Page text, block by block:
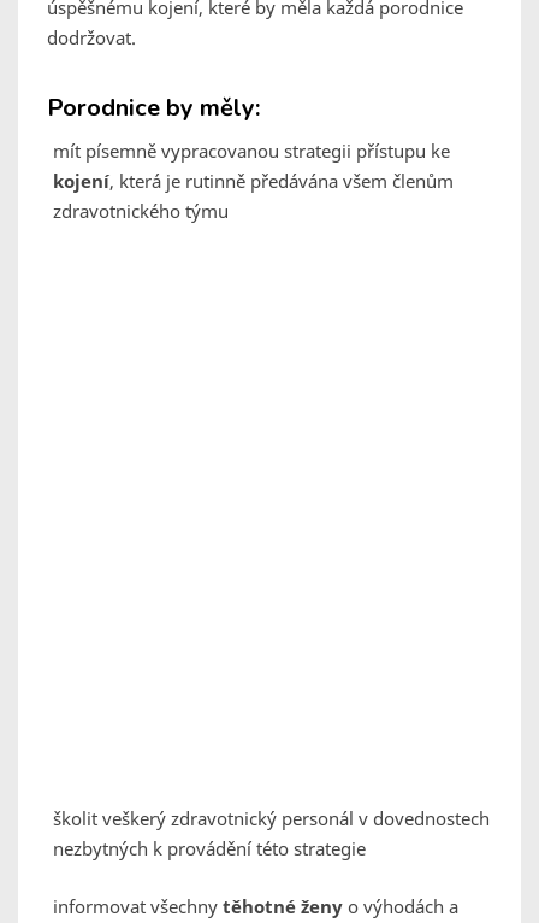
úspěšnému kojení, které by měla každá porodnice
dodržovat.
Porodnice by měly:
mít písemně vypracovanou strategii přístupu ke
kojení, která je rutinně předávána všem členům
zdravotnického týmu
školit veškerý zdravotnický personál v dovednostech
nezbytných k provádění této strategie
informovat všechny těhotné ženy o výhodách a